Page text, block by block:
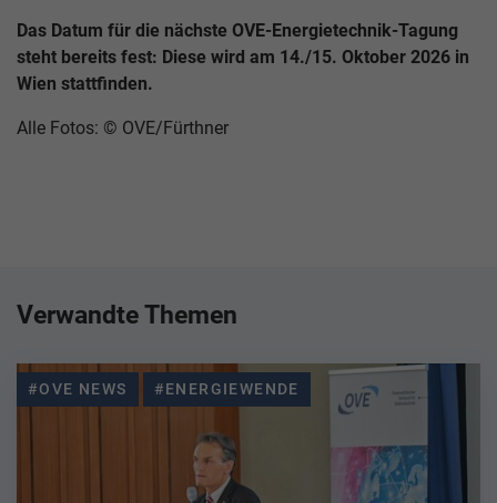
Das Datum für die nächste OVE-Energietechnik-Tagung
steht bereits fest: Diese wird am 14./15. Oktober 2026 in
Wien stattfinden.
Alle Fotos: © OVE/Fürthner
Verwandte Themen
#OVE NEWS #ENERGIEWENDE